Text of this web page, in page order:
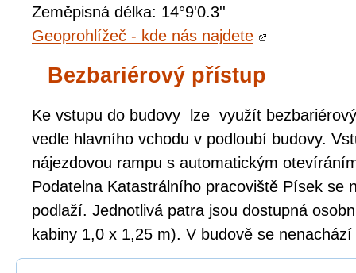
Zeměpisná délka: 14°9'0.3''
Geoprohlížeč - kde nás najdete
Bezbariérový přístup
Ke vstupu do budovy lze využít
vedle hlavního vchodu v podloubí budovy.
nájezdovou rampu s automatickým
Podatelna Katastrálního pracoviště Písek se
podlaží. Jednotlivá patra jsou dostupná
kabiny 1,0 x 1,25 m). V budově se